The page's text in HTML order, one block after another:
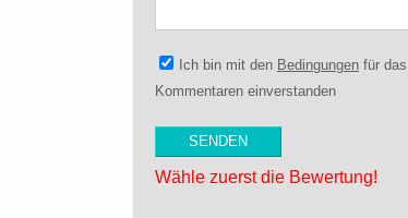
Ich bin mit den Bedingungen für
Kommentaren einverstanden
Wähle zuerst die Bewertung!